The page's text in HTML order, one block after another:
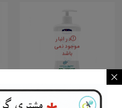
در انبار
موجود نمی
باشد
لوسیون بدن کودک چیکو ار...